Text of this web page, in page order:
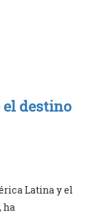
el destino
Latina y el
ha